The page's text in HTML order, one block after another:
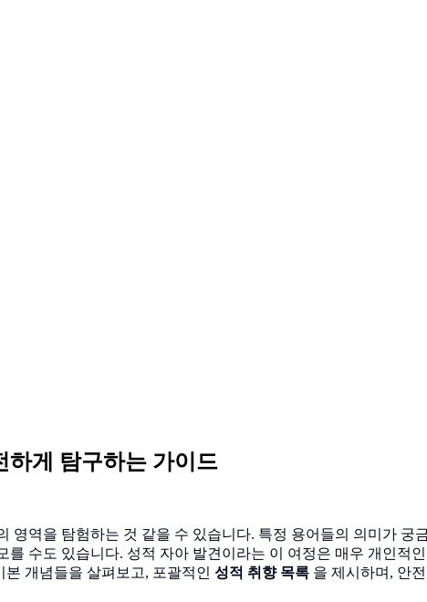
하게 탐구하는 가이드
영역을 탐험하는 것 같을 수 있습니다. 특정 용어들의 의미가
수도 있습니다. 성적 자아 발견이라는 이 여정은 매우 개인적
개념들을 살펴보고, 포괄적인 성적 취향 목록 을 제시하며, 안